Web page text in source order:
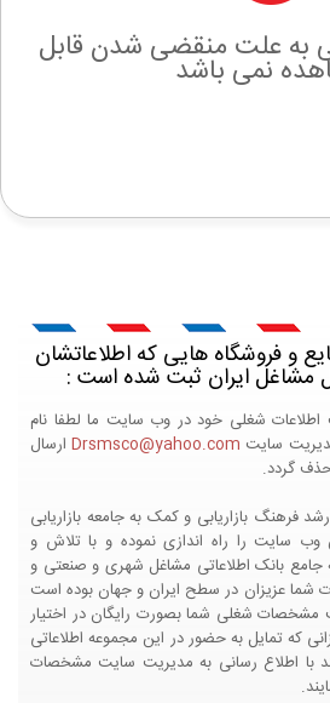
به علت منقضی شدن قابل
نمی باشد
و فروشگاه هایی که اطلاعاتشان
مشاغل ایران ثبت شده است :
شغلی خود در وب سایت ما لطفا نام
سایت Drsmsco@yahoo.comارسال
حذف گردد.
فرهنگ بازاریابی و کمک به جامعه بازاریابی
وب سایت را راه اندازی نموده و با تلاش و
جامع بانک اطلاعاتی مشاغل شهری و صنعتی و
شما عزیزان در سطح ایران و جهان بوده است
مشخصات شغلی شما بصورت رایگان در اختیار
که تمایل به حضور در این مجموعه اطلاعاتی
با اطلاع رسانی به مدیریت سایت مشخصات